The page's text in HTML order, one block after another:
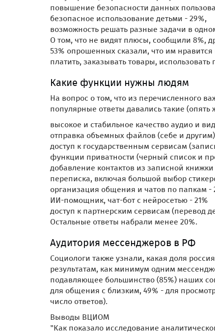
повышение безопасности данных
безопасное использование детьми - 29%,
возможность решать разные задачи в
О том, что не видят плюсы, сообщили 8%,
53% опрошенных сказали, что им
платить, заказывать товары, использовать
Какие функции нужны людям
На вопрос о том, что из перечисленного
популярные ответы давались такие
высокое и стабильное качество аудио и
отправка объемных файлов (себе и
доступ к государственным сервисам
функции приватности (черный список и
добавление контактов из записной
переписка, включая большой выбор
организация общения и чатов по папкам -
ИИ-помощник, чат-бот с нейросетью - 21%
доступ к партнерским сервисам (перевод
Остальные ответы набрали менее 20%.
Аудитория мессенджеров в РФ
Социологи также узнали, какая доля
результатам, как минимум одним
подавляющее большинство (85%) наших
для общения с близким, 49% - для
число ответов).
Выводы ВЦИОМ
"Как показало исследование